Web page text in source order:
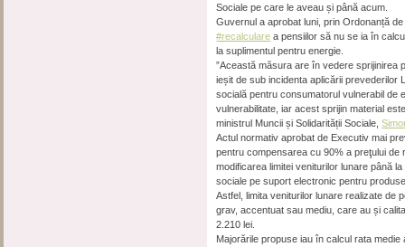
Sociale pe care le aveau și până acum.
Guvernul a aprobat luni, prin Ordonanță
#recalculare a pensiilor să nu se ia în
la suplimentul pentru energie.
”Această măsura are în vedere sprijinirea
ieșit de sub incidenta aplicării prevederilor
socială pentru consumatorul vulnerabil de
vulnerabilitate, iar acest sprijin material
ministrul Muncii și Solidarității Sociale,
Actul normativ aprobat de Executiv mai
pentru compensarea cu 90% a preţului de
modificarea limitei veniturilor lunare până
sociale pe suport electronic pentru
Astfel, limita veniturilor lunare realizate de
grav, accentuat sau mediu, care au și
2.210 lei.
Majorările propuse iau în calcul rata